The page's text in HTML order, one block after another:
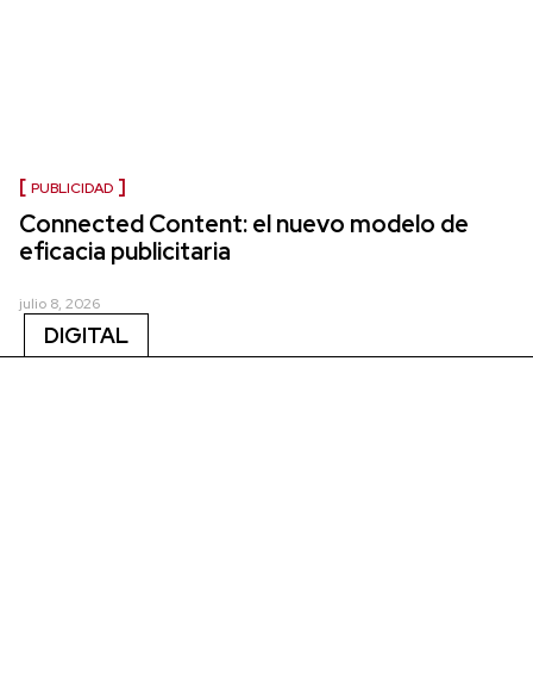
PUBLICIDAD
Connected Content: el nuevo modelo de
eficacia publicitaria
julio 8, 2026
DIGITAL